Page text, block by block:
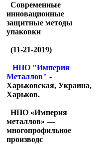
Современные
инновационные
защитные методы
упаковки
(11-21-2019)
НПО "Империя
Металлов" -
Харьковская, Украина,
Харьков.
НПО «Империя
металлов» —
многопрофильное
производс